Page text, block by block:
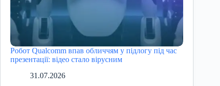
Робот Qualcomm впав обличчям у підлогу під час
презентації: відео стало вірусним
31.07.2026